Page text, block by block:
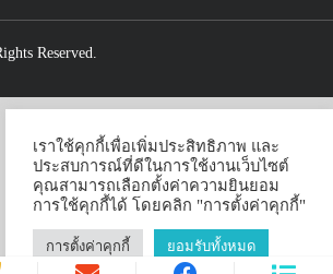
Reserved.
เราใช้คุกกี้เพื่อเพิ่มประสิทธิภาพ และ
ประสบการณ์ที่ดีในการใช้งานเว็บไซต์
คุณสามารถเลือกตั้งค่าความยินยอม
การใช้คุกกี้ได้ โดยคลิก "การตั้งค่าคุกกี้"
การตั้งค่าคุกกี้ ยอมรับทั้งหมด